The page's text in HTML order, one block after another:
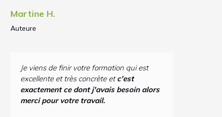
Martine H.
Auteure
Je viens de finir votre formation qui est
excellente et très concrète etc'est
exactement ce dont j'avais besoin alors
merci pour votre travail.